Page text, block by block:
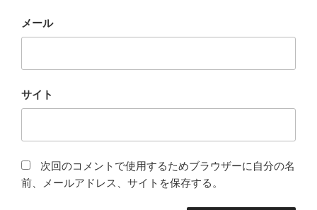
メール
サイト
次回のコメントで使用するためブラウザーに自分の名
前、メールアドレス、サイトを保存する。